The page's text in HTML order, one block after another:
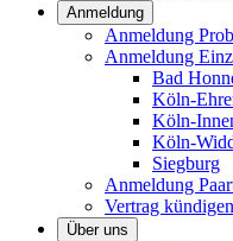
Anmeldung
Anmeldung
Anmeldung
Bad
Köln-
Köln-
Köln-
Siegburg
Anmeldung
Vertrag kündigen
Über uns